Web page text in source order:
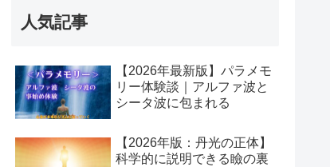
人気記事
【2026年最新版】パラメモ
リー体験談｜アルファ波と
シータ波に包まれる
【2026年版：丹光の正体】
科学的に説明できる瞼の裏